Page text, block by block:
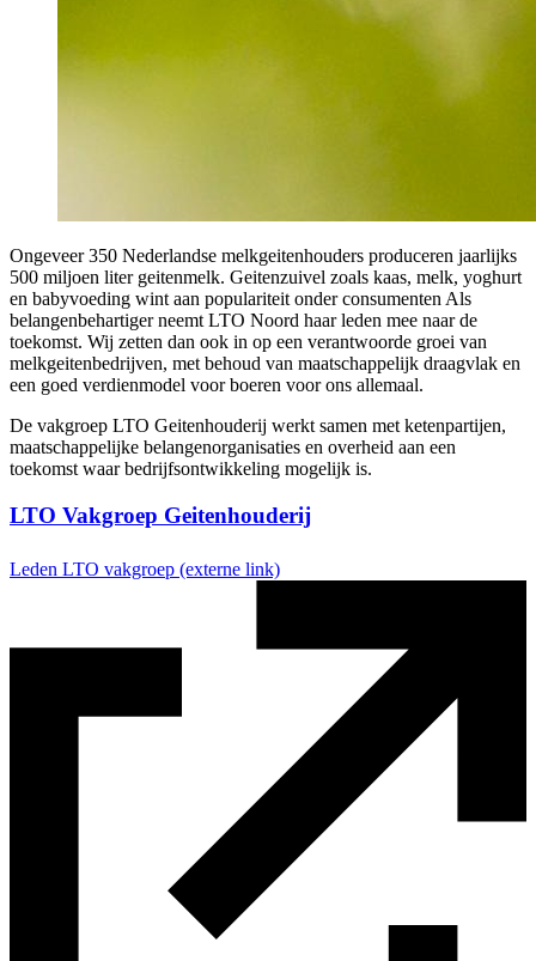
Ongeveer 350 Nederlandse melkgeitenhouders produceren jaarlijks
500 miljoen liter geitenmelk. Geitenzuivel zoals kaas, melk, yoghurt
en babyvoeding wint aan populariteit onder consumenten Als
belangenbehartiger neemt LTO Noord haar leden mee naar de
toekomst. Wij zetten dan ook in op een verantwoorde groei van
melkgeitenbedrijven, met behoud van maatschappelijk draagvlak en
een goed verdienmodel voor boeren voor ons allemaal.
De vakgroep LTO Geitenhouderij werkt samen met ketenpartijen,
maatschappelijke belangenorganisaties en overheid aan een
toekomst waar bedrijfsontwikkeling mogelijk is.
LTO Vakgroep Geitenhouderij
Leden LTO vakgroep (externe link)